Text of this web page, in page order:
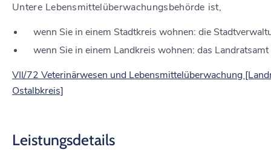
Untere Lebensmittelüberwachungsbehörde ist,
wenn Sie in einem Stadtkreis wohnen: die
wenn Sie in einem Landkreis wohnen: das Landratsamt
VII/72 Veterinärwesen und Lebensmittelüberwachung
Ostalbkreis]
Leistungsdetails